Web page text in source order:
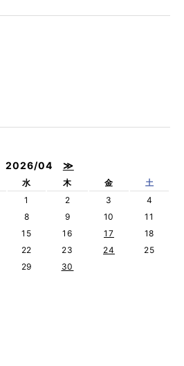
2026/04 ≫
水 木 金
土
1
2 3
4
8 9 10
11
15 16 17
18
22 23 24
25
29 30